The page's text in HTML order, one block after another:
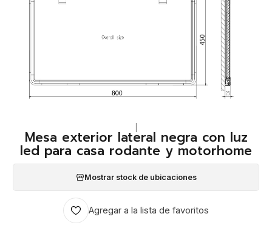
Mesa exterior lateral negra con luz
led para casa rodante y motorhome
Mostrar stock de ubicaciones
Agregar a la lista de favoritos